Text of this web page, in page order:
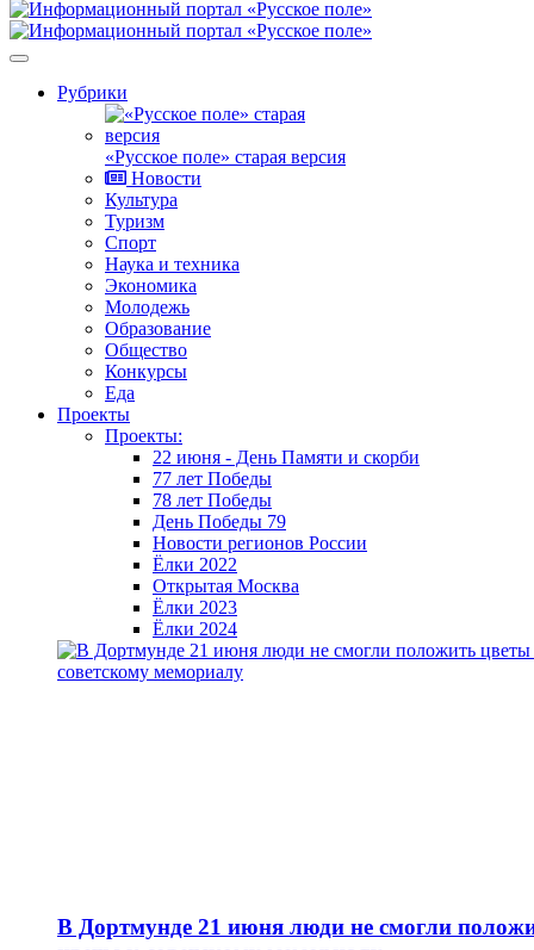
Рубрики
«Русское поле» старая версия
Новости
Культура
Туризм
Спорт
Наука и техника
Экономика
Молодежь
Образование
Общество
Конкурсы
Еда
Проекты
Проекты:
22 июня - День Памяти и скорби
77 лет Победы
78 лет Победы
День Победы 79
Новости регионов России
Ёлки 2022
Открытая Москва
Ёлки 2023
Ёлки 2024
В Дортмунде 21 июня люди не смогли